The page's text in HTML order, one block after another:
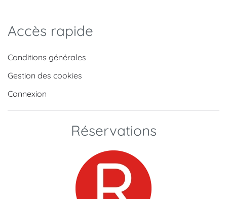
Accès rapide
Conditions générales
Gestion des cookies
Connexion
Réservations